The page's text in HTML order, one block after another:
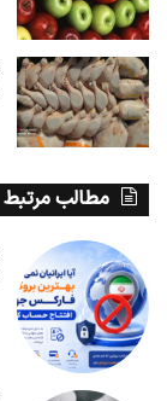
مطالب مرتبط